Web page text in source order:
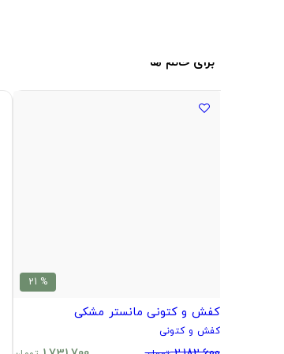
برای خانم ها
% 21
کفش و کتونی مانستر مشکی
کفش و کتونی